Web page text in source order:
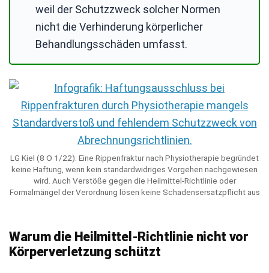
weil der Schutzzweck solcher Normen
nicht die Verhinderung körperlicher
Behandlungsschäden umfasst.
LG Kiel (8 O 1/22): Eine Rippenfraktur nach Physiotherapie begründet
keine Haftung, wenn kein standardwidriges Vorgehen nachgewiesen
wird. Auch Verstöße gegen die Heilmittel-Richtlinie oder
Formalmängel der Verordnung lösen keine Schadensersatzpflicht aus
Warum die Heilmittel-Richtlinie nicht vor
Körperverletzung schützt